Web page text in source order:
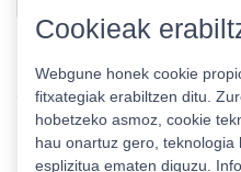
Cookieak
Webgune honek cookie
fitxategiak erabiltzen ditu.
hobetzeko asmoz, cookie
hau onartuz gero, teknologia
esplizitua ematen diguzu.